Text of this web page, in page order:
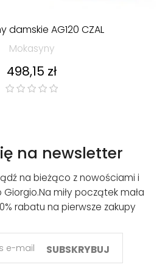
damskie AG120 CZAL
Mokasyny
Cena
498,15 zł
na newsletter
na bieżąco z nowościami i
Giorgio.Na miły początek mała
rabatu na pierwsze zakupy
SUBSKRYBUJ